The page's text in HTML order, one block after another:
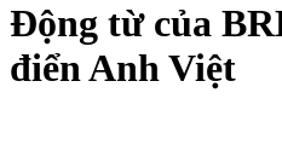
Động từ của
điển Anh Việt